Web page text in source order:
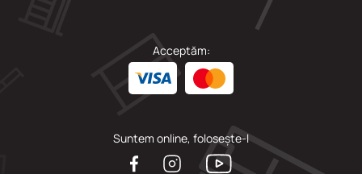
Acceptăm:
Suntem online, folosește-l